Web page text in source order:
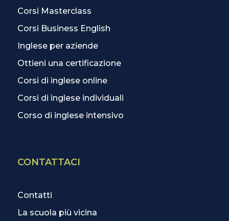
Corsi Masterclass
Corsi Business English
Inglese per aziende
Ottieni una certificazione
Corsi di inglese online
Corsi di inglese individuali
Corso di inglese intensivo
CONTATTACI
Contatti
La scuola più vicina